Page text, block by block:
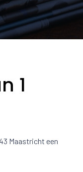
1
Maastricht een